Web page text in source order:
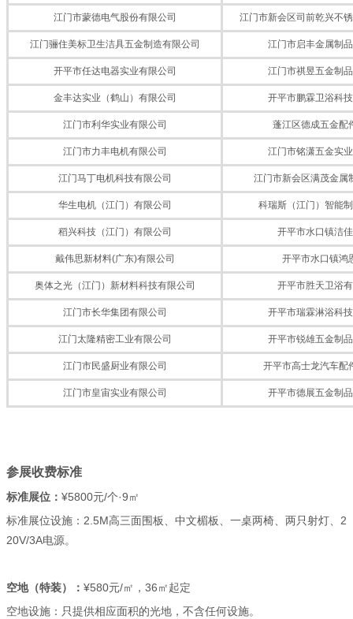
江门市蒙德电气股份有限公司 江门市新会区司前乾兴不
江门骊住美标卫生洁具五金制造有限公司 江门市启丰金属制
开平市任达电器实业有限公司 江门市祺昱五金制
金丰达实业（鹤山）有限公司 开平市鹏霖卫浴科
江门市利华实业有限公司 蓬江区德成五金配
江门市力丰电机有限公司 江门市铭潇五金实
江门马丁电机科技有限公司 江门市新会区满茂金属
华生电机（江门）有限公司 科瑞斯（江门）智能
稻兴科技（江门）有限公司 开平市水口镇洁
戴伟思新材料(广东)有限公司 开平市水口镇鸿
奥体之光（江门）新材料科技有限公司 开平市胜天卫浴
江门市长华集团有限公司 开平市瑞霖淋浴科
江门太隆精密工业有限公司 开平市锐雄五金制
江门市民盛厨业有限公司 开平市高士龙汽车配
江门市皇宙实业有限公司 开平市德展五金制
参展收费标准
标准展位： ¥5800元/个·9㎡
标准展位设施：2.5M高三面围板、中文楣板、一桌两椅、两只射灯、2
20V/3A电源。
空地（特装）： ¥580元/㎡，36㎡起定
空地设施：只提供相应面积的光地，不含任何设施。